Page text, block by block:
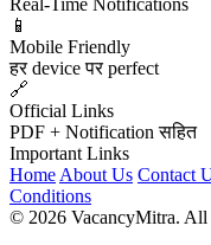
📱
Mobile Friendly
हर device पर perfect
🔗
Official Links
PDF + Notification सहित
Important Links
Home About Us Contact
Conditions
© 2026 VacancyMitra. All